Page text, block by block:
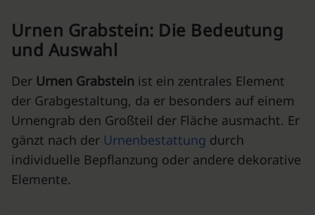
Urnen Grabstein: Die Bedeutung
und Auswahl
Der Urnen Grabstein ist ein zentrales Element
der Grabgestaltung, da er besonders auf einem
Urnengrab den Großteil der Fläche ausmacht. Er
gänzt nach der Urnenbestattung durch
individuelle Bepflanzung oder andere dekorative
Elemente.